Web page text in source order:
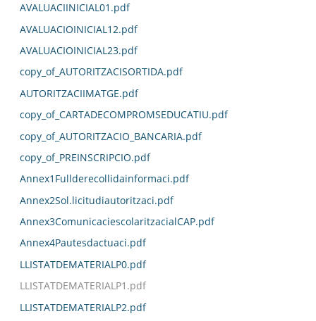
AVALUACIINICIAL01.pdf
AVALUACIOINICIAL12.pdf
AVALUACIOINICIAL23.pdf
copy_of_AUTORITZACISORTIDA.pdf
AUTORITZACIIMATGE.pdf
copy_of_CARTADECOMPROMSEDUCATIU.pdf
copy_of_AUTORITZACIO_BANCARIA.pdf
copy_of_PREINSCRIPCIO.pdf
Annex1Fullderecollidainformaci.pdf
Annex2Sol.licitudiautoritzaci.pdf
Annex3ComunicaciescolaritzacialCAP.pdf
Annex4Pautesdactuaci.pdf
LLISTATDEMATERIALP0.pdf
LLISTATDEMATERIALP1.pdf
LLISTATDEMATERIALP2.pdf